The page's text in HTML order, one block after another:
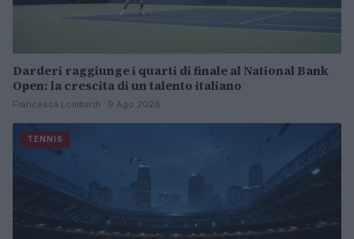
Darderi raggiunge i quarti di finale al National Bank
Open: la crescita di un talento italiano
Francesca Lombardi · 9 Ago 2026
TENNIS